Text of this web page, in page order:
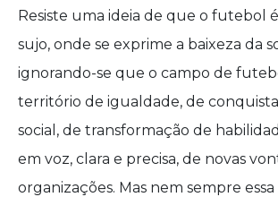
Resiste uma ideia de que o futebol
sujo, onde se exprime a baixeza da
ignorando-se que o campo de
território de igualdade, de
social, de transformação de
em voz, clara e precisa, de novas
organizações. Mas nem sempre essa